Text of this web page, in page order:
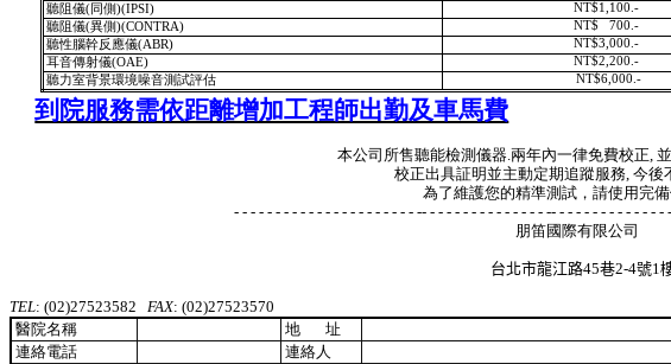
聽阻儀(同側)(IPSI) NT$1,100.-
聽阻儀(異側)(CONTRA) NT$ 700.-
聽性腦幹反應儀(ABR) NT$3,000.-
耳音傳射儀(OAE) NT$2,200.-
聽力室背景環境噪音測試評估
NT$6,000.-
到院服務需依距離增加工程師出勤及車馬費
本公司所售聽能檢測儀器.兩年內一律免費校正,
校正出具証明並主動定期追蹤服務, 今後
為了維護您的精準測試，請使用完備儀器定
- - - - - - - - - - - - - - - - - - - - - - -- - - - - - - - - - - - - - - -- - - - - - - - - - - - - - - - - - - - - -
朋笛國際有限公司
台北市龍江路45巷2-4號1
TEL: (02)27523582 FAX: (02)27523570
醫院名稱
地
址
連絡電話
連絡人